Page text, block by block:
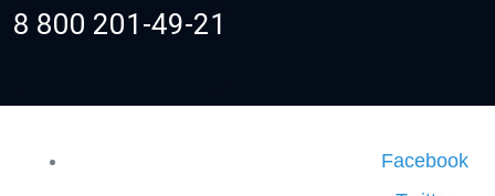
8 800 201-49-21
Facebook